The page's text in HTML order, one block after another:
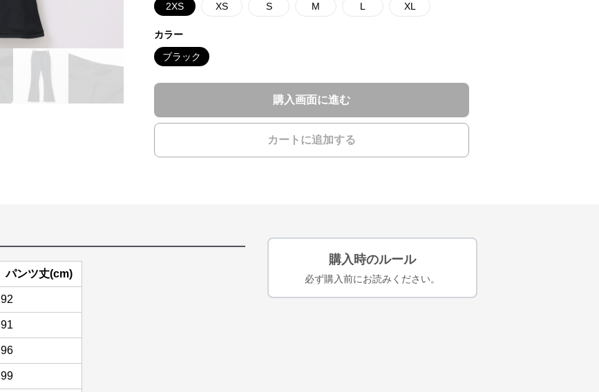
2XS XS S M L XL
カラー
ブラック
購入画面に進む
カートに追加する
パンツ丈(cm)
92
91
96
99
購入時のルール
必ず購入前にお読みください。